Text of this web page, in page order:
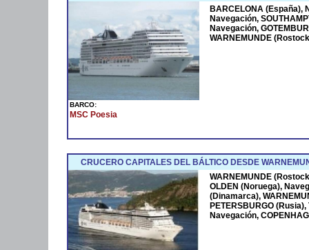
BARCO:
MSC Poesia
BARCELONA (España),
Navegación,
Navegación,
WARNEMUNDE
CRUCERO CAPITALES DEL BÁLTICO DESDE
WARNEMUNDE
OLDEN (Noruega),
(Dinamarca),
PETERSBURGO
Navegación,